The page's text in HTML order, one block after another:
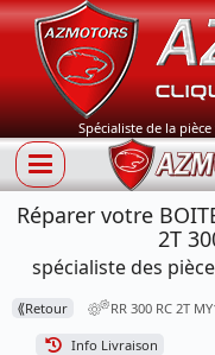
Spécialiste de la
Réparer votre
2T
spécialiste des
⟪Retour RR 300 RC 2T
Info Livraison